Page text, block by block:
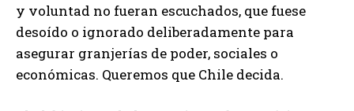
y voluntad no fueran escuchados, que fuese
desoído o ignorado deliberadamente para
asegurar granjerías de poder, sociales o
económicas. Queremos que Chile decida.